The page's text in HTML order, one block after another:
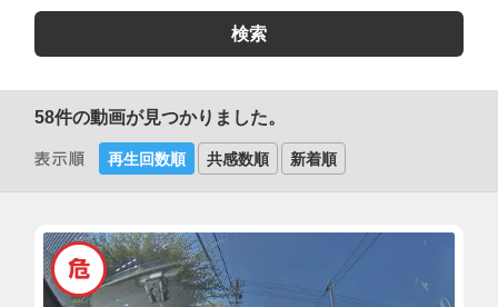
58件の動画が見つかりました。
再生回数順 共感数順 新着順